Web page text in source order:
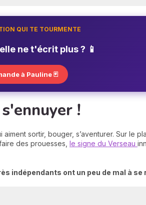
QUI TE TOURMENTE
ne t'écrit plus ? 📱
à Pauline 🃏
!
sortir, bouger, s’aventurer. Sur le
des prouesses, le signe du Verseau
indépendants ont un peu de mal à se